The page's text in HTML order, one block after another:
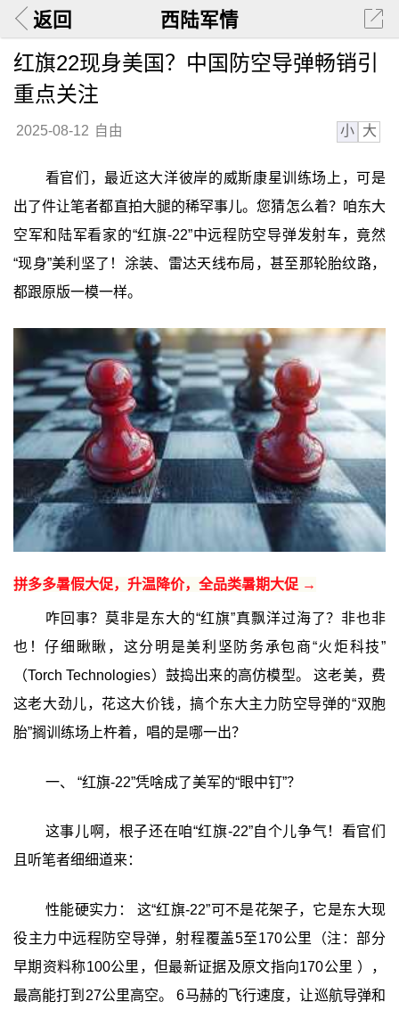
返回 西陆军情
红旗22现身美国？中国防空导弹畅销引
重点关注
2025-08-12 自由 小 大
看官们，最近这大洋彼岸的威斯康星训练场上，可是
出了件让笔者都直拍大腿的稀罕事儿。您猜怎么着？咱东大
空军和陆军看家的“红旗-22”中远程防空导弹发射车，竟然
“现身”美利坚了！涂装、雷达天线布局，甚至那轮胎纹路，
都跟原版一模一样。
拼多多暑假大促，升温降价，全品类暑期大促 →
咋回事？莫非是东大的“红旗”真飘洋过海了？非也非
也！仔细瞅瞅，这分明是美利坚防务承包商“火炬科技”
（Torch Technologies）鼓捣出来的高仿模型。 这老美，费
这老大劲儿，花这大价钱，搞个东大主力防空导弹的“双胞
胎”搁训练场上杵着，唱的是哪一出？
一、 “红旗-22”凭啥成了美军的“眼中钉”？
这事儿啊，根子还在咱“红旗-22”自个儿争气！看官们
且听笔者细细道来：
性能硬实力： 这“红旗-22”可不是花架子，它是东大现
役主力中远程防空导弹，射程覆盖5至170公里（注：部分
早期资料称100公里，但最新证据及原文指向170公里 ），
最高能打到27公里高空。 6马赫的飞行速度，让巡航导弹和